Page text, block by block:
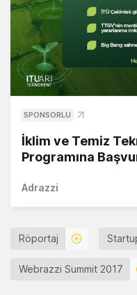
SPONSORLU
İklim ve Temiz
Programına
Adrazzi
Röportaj
Webrazzi Summit 2017